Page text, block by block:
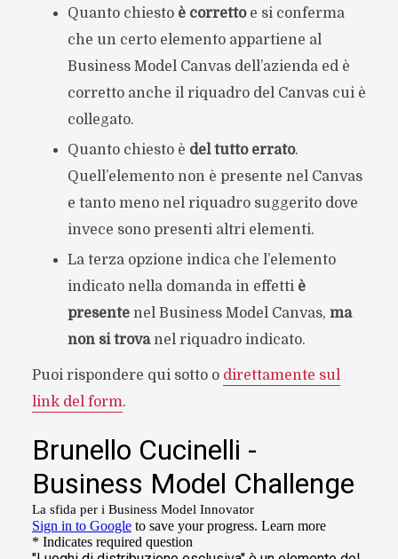
Quanto chiesto è correttoe si conferma
che un certo elemento appartiene al
Business Model Canvas dell’azienda ed è
corretto anche il riquadro del Canvas cui è
collegato.
Quanto chiesto è del tutto errato.
Quell’elemento non è presente nel Canvas
e tanto meno nel riquadro suggerito dove
invece sono presenti altri elementi.
La terza opzione indica che l’elemento
indicato nella domanda in effetti è
presentenel Business Model Canvas, ma
non si trovanel riquadro indicato.
Puoi rispondere qui sotto o direttamente sul
link del form.